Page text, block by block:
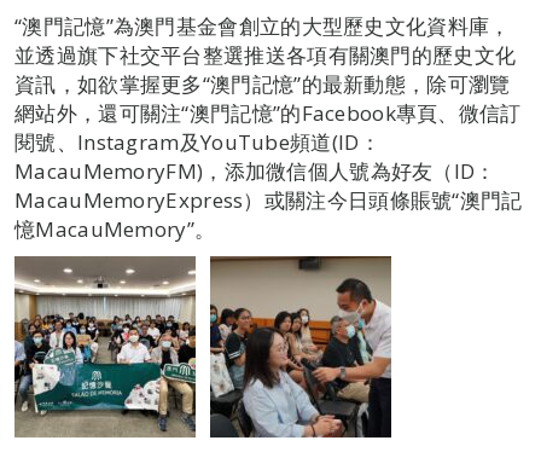
“澳門記憶”為澳門基金會創立的大型歷史文化資料庫，
並透過旗下社交平台整選推送各項有關澳門的歷史文化
資訊，如欲掌握更多“澳門記憶”的最新動態，除可瀏覽
網站外，還可關注“澳門記憶”的Facebook專頁、微信訂
閱號、Instagram及YouTube頻道(ID：
MacauMemoryFM)，添加微信個人號為好友（ID：
MacauMemoryExpress）或關注今日頭條賬號“澳門記
憶MacauMemory”。